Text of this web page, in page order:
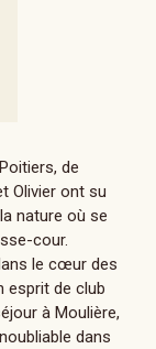
de
Olivier ont su
nature où se
cour.
le cœur des
esprit de club
à Moulière,
dans